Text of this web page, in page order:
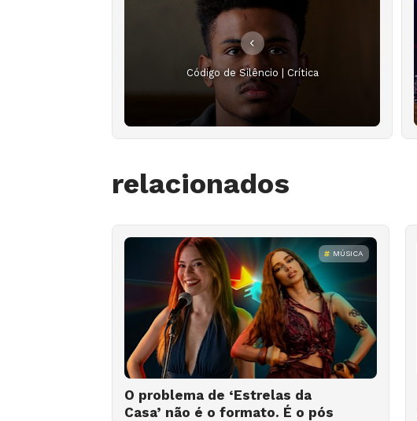
Código de Silêncio | Crítica
relacionados
MÚSICA
O problema de ‘Estrelas da
Casa’ não é o formato. É o pós